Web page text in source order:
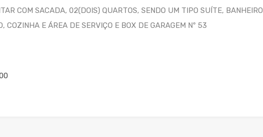
COM SACADA, 02(DOIS) QUARTOS, SENDO UM TIPO SUÍTE, BANHEIRO
COZINHA E ÁREA DE SERVIÇO E BOX DE GARAGEM Nº 53